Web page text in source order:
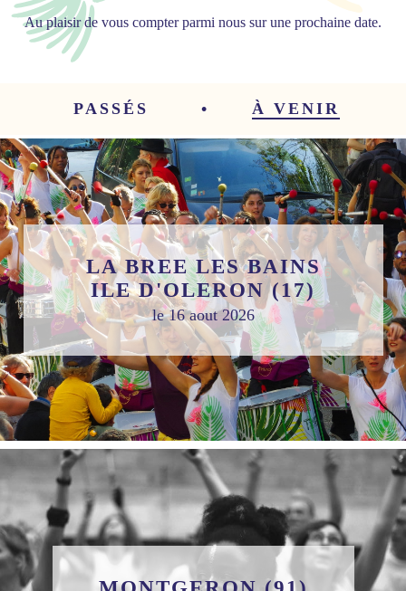
Au plaisir de vous compter parmi nous sur une prochaine date.
PASSÉS À VENIR
LA BREE LES BAINS
ILE D'OLERON (17)
le 16 aout 2026